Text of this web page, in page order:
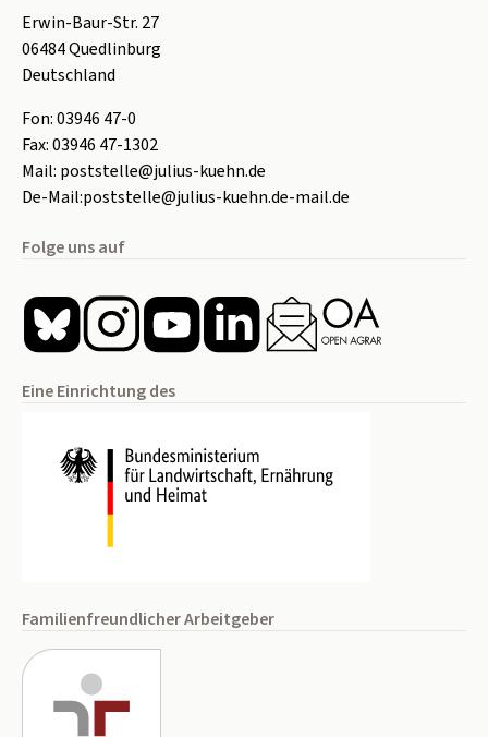
Erwin-Baur-Str. 27
06484Quedlinburg
Deutschland
Fon:03946 47-0
Fax:03946 47-1302
Mail: poststelle@julius-kuehn.de
De-Mail:poststelle@julius-kuehn.de-mail.de
Folge uns auf
Eine Einrichtung des
Familienfreundlicher Arbeitgeber